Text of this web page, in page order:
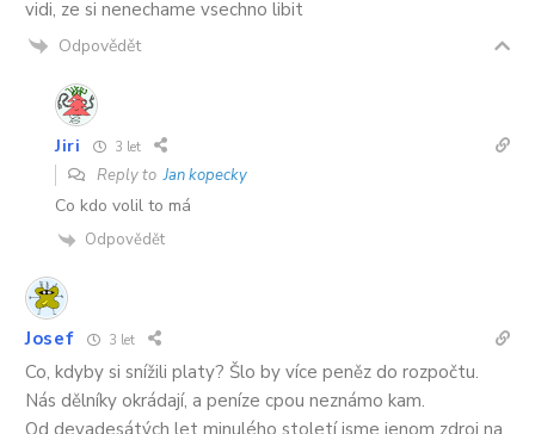
vidi, ze si nenechame vsechno libit
Odpovědět
Jiri 3 let
Reply toJan kopecky
Co kdo volil to má
Odpovědět
Josef 3 let
Co, kdyby si snížili platy? Šlo by více peněz do rozpočtu.
Nás dělníky okrádají, a peníze cpou neznámo kam.